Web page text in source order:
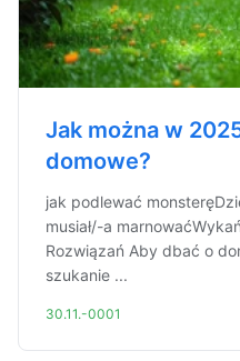
Jak można w
domowe?
jak podlewać
musiał/-a
Rozwiązań Aby dbać o
szukanie ...
30.11.-0001